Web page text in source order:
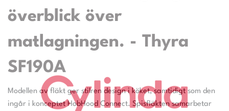
överblick över
matlagningen. - Thyra
SF190A
Modellen av fläkt ger stilren design i köket, samtidigt som den
ingår i konceptet HobHood Connect. Spisfläkten samarbetar